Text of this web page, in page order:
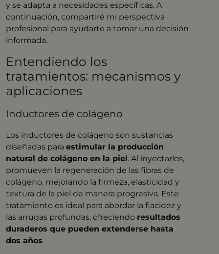
y se adapta a necesidades específicas. A
continuación, compartiré mi perspectiva
profesional para ayudarte a tomar una decisión
informada.
Entendiendo los
tratamientos: mecanismos y
aplicaciones
Inductores de colágeno
Los inductores de colágeno son sustancias
diseñadas paraestimular la producción
natural de colágeno en la piel. Al inyectarlos,
promueven la regeneración de las fibras de
colágeno, mejorando la firmeza, elasticidad y
textura de la piel de manera progresiva. Este
tratamiento es ideal para abordar la flacidez y
las arrugas profundas, ofreciendo resultados
duraderos que pueden extenderse hasta
dos años. ​